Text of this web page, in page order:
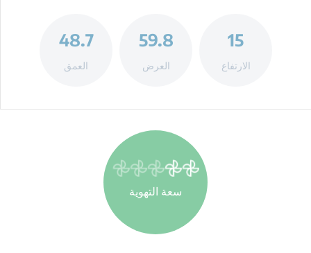
15
الارتفاع
59.8
العرض
48.7
العمق
سعة التهوية